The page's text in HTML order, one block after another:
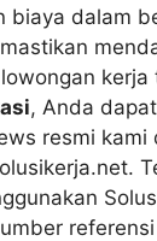
biaya dalam
kerja
, Anda
resmi kami